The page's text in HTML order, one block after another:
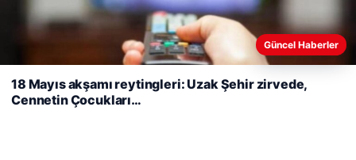
Prenses Night Club
Nisan 29, 2026
Web sitemizi nasıl kullandığınızı daha iyi anlayabilmek,
deneyiminizi kişiselleştirmek ve geliştirmek amacıyla çerezler
kullanıyoruz.
Çerez Politikamız
Reddet Kabul Et
Güncel Haberler
18 Mayıs akşamı reytingleri: Uzak Şehir zirvede,
Cennetin Çocukları…